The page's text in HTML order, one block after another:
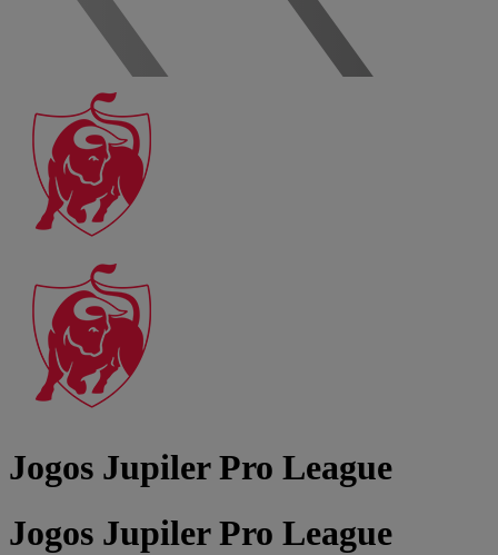
Jogos Jupiler Pro League
Jogos Jupiler Pro League